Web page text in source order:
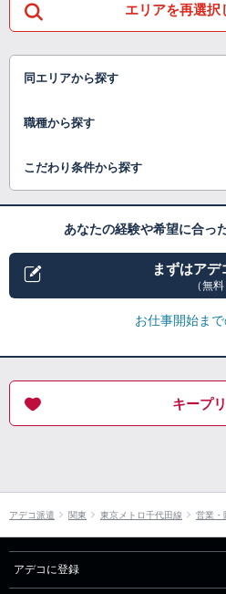
エリアを再選択
同エリアから探す
職種から探す
こだわり条件から探す
あなたの経験や希望に合っ
まずはアデ
（無料
お仕事開始ま
キープ
アデコ派遣 関東 東京メトロ千代田線 営業・
アデコに登録